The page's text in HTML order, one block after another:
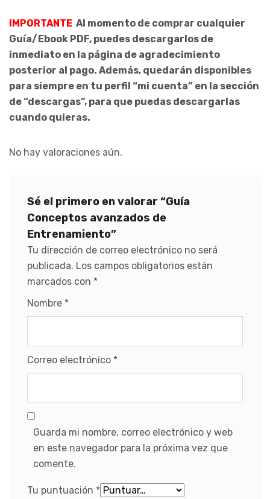
IMPORTANTE Al momento de comprar cualquier
Guía/Ebook PDF, puedes descargarlos de
inmediato en la página de agradecimiento
posterior al pago. Además, quedarán disponibles
para siempre en tu perfil “mi cuenta” en la sección
de “descargas”, para que puedas descargarlas
cuando quieras.
No hay valoraciones aún.
Sé el primero en valorar “Guía
Conceptos avanzados de
Entrenamiento”
Tu dirección de correo electrónico no será
publicada. Los campos obligatorios están
marcados con *
Nombre *
Correo electrónico *
Guarda mi nombre, correo electrónico y web
en este navegador para la próxima vez que
comente.
Tu puntuación *